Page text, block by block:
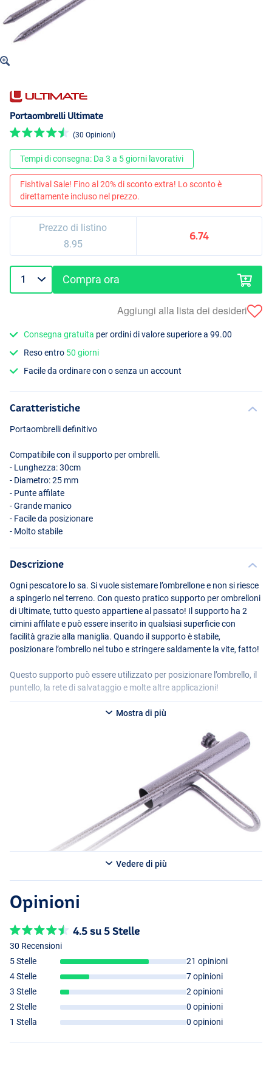
Portaombrelli Ultimate
(30 Opinioni)
Tempi di consegna: Da 3 a 5 giorni lavorativi
Fishtival Sale! Fino al 20% di sconto extra! Lo sconto è
direttamente incluso nel prezzo.
Prezzo di listino
8.95
6.74
Compra ora
Aggiungi alla lista dei desideri
Consegna gratuita per ordini di valore superiore a 99.00
Reso entro 50 giorni
Facile da ordinare con o senza un account
Caratteristiche
Portaombrelli definitivo
Compatibile con il supporto per ombrelli.
- Lunghezza: 30cm
- Diametro: 25 mm
- Punte affilate
- Grande manico
- Facile da posizionare
- Molto stabile
Descrizione
Ogni pescatore lo sa. Si vuole sistemare l’ombrellone e non si riesce
a spingerlo nel terreno. Con questo pratico supporto per ombrelloni
di Ultimate, tutto questo appartiene al passato! Il supporto ha 2
cimini affilate e può essere inserito in qualsiasi superficie con
facilità grazie alla maniglia. Quando il supporto è stabile,
posizionare l’ombrello nel tubo e stringere saldamente la vite, fatto!
Questo supporto può essere utilizzato per posizionare l’ombrello, il
puntello, la rete di salvataggio e molte altre applicazioni!
Mostra di più
Vedere di più
Opinioni
4.5 su 5 Stelle
30 Recensioni
5 Stelle
21 opinioni
4 Stelle
7 opinioni
3 Stelle
2 opinioni
2 Stelle
0 opinioni
1 Stella
0 opinioni